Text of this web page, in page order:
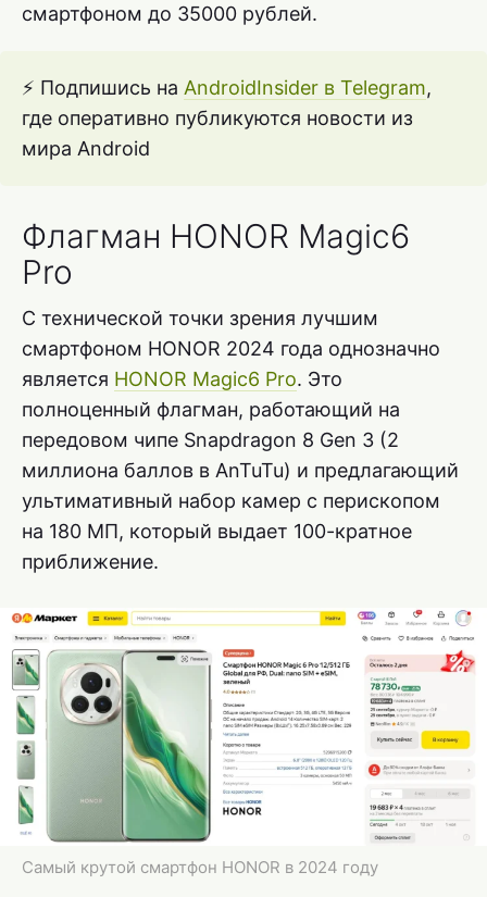
смартфоном до 35000 рублей.
⚡ Подпишись на AndroidInsider в Telegram,
где оперативно публикуются новости из
мира Android
Флагман HONOR Magic6
Pro
С технической точки зрения лучшим
смартфоном HONOR 2024 года однозначно
является HONOR Magic6 Pro. Это
полноценный флагман, работающий на
передовом чипе Snapdragon 8 Gen 3 (2
миллиона баллов в AnTuTu) и предлагающий
ультимативный набор камер с перископом
на 180 МП, который выдает 100-кратное
приближение.
Самый крутой смартфон HONOR в 2024 году